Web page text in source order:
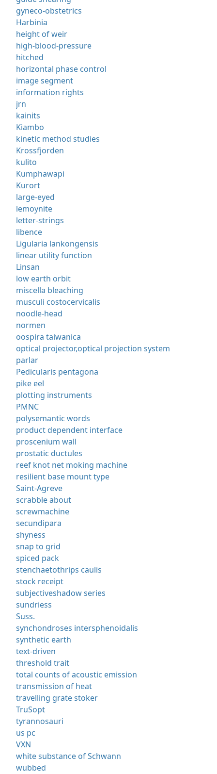
gyneco-obstetrics
Harbinia
height of weir
high-blood-pressure
hitched
horizontal phase control
image segment
information rights
jrn
kainits
Kiambo
kinetic method studies
Krossfjorden
kulito
Kumphawapi
Kurort
large-eyed
lemoynite
letter-strings
libence
Ligularia lankongensis
linear utility function
Linsan
low earth orbit
miscella bleaching
musculi costocervicalis
noodle-head
normen
oospira taiwanica
optical projector,optical projection system
parlar
Pedicularis pentagona
pike eel
plotting instruments
PMNC
polysemantic words
product dependent interface
proscenium wall
prostatic ductules
reef knot net moking machine
resilient base mount type
Saint-Agreve
scrabble about
screwmachine
secundipara
shyness
snap to grid
spiced pack
stenchaetothrips caulis
stock receipt
subjectiveshadow series
sundriess
Suss.
synchondroses intersphenoidalis
synthetic earth
text-driven
threshold trait
total counts of acoustic emission
transmission of heat
travelling grate stoker
TruSopt
tyrannosauri
us pc
VXN
white substance of Schwann
wubbed